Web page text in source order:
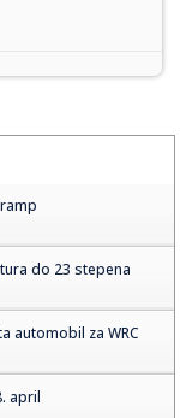
do 23 stepena
automobil za WRC
april